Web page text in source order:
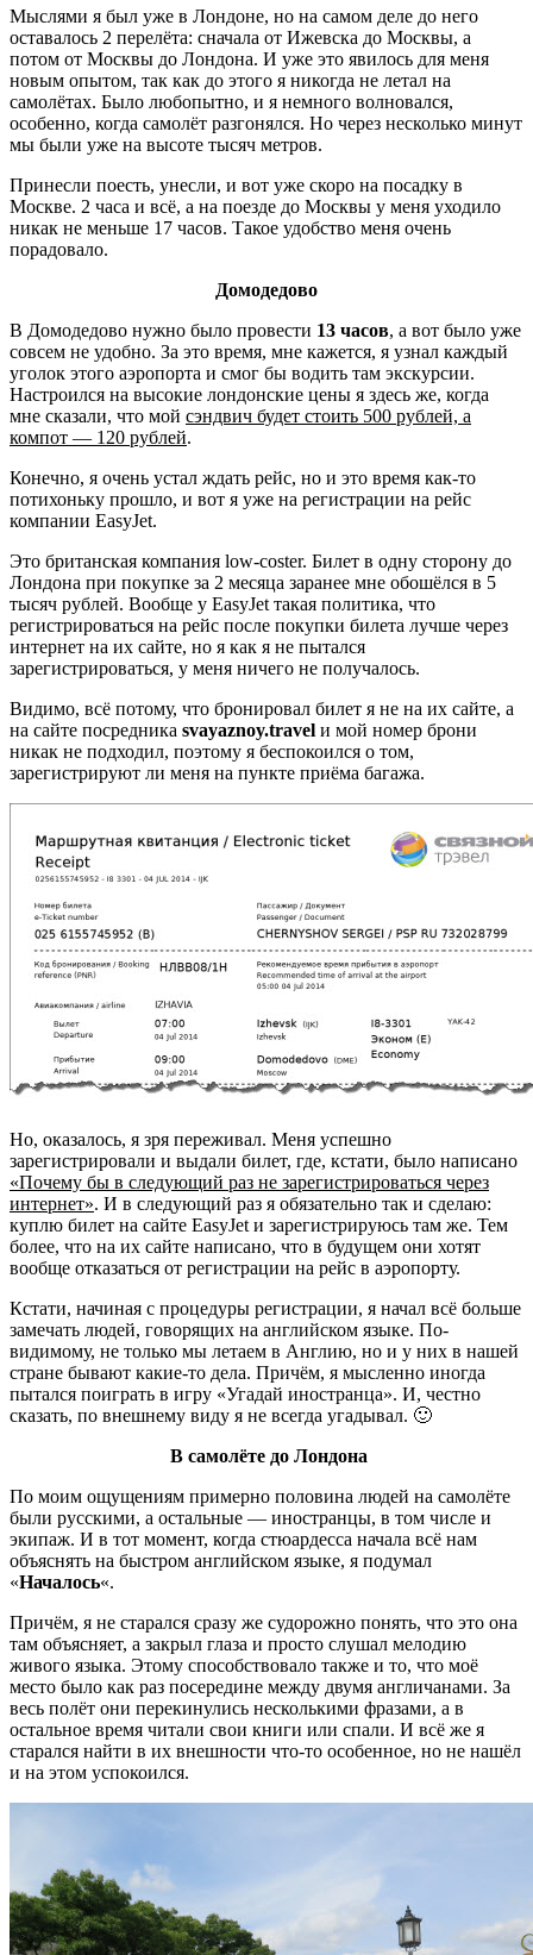
Мыслями я был уже в Лондоне, но на самом деле до него
оставалось 2 перелёта: сначала от Ижевска до Москвы, а
потом от Москвы до Лондона. И уже это явилось для меня
новым опытом, так как до этого я никогда не летал на
самолётах. Было любопытно, и я немного волновался,
особенно, когда самолёт разгонялся. Но через несколько минут
мы были уже на высоте тысяч метров.
Принесли поесть, унесли, и вот уже скоро на посадку в
Москве. 2 часа и всё, а на поезде до Москвы у меня уходило
никак не меньше 17 часов. Такое удобство меня очень
порадовало.
Домодедово
В Домодедово нужно было провести 13 часов, а вот было уже
совсем не удобно. За это время, мне кажется, я узнал каждый
уголок этого аэропорта и смог бы водить там экскурсии.
Настроился на высокие лондонские цены я здесь же, когда
мне сказали, что мой сэндвич будет стоить 500 рублей, а
компот — 120 рублей.
Конечно, я очень устал ждать рейс, но и это время как-то
потихоньку прошло, и вот я уже на регистрации на рейс
компании EasyJet.
Это британская компания low-coster. Билет в одну сторону до
Лондона при покупке за 2 месяца заранее мне обошёлся в 5
тысяч рублей. Вообще у EasyJet такая политика, что
регистрироваться на рейс после покупки билета лучше через
интернет на их сайте, но я как я не пытался
зарегистрироваться, у меня ничего не получалось.
Видимо, всё потому, что бронировал билет я не на их сайте, а
на сайте посредника svayaznoy.travel и мой номер брони
никак не подходил, поэтому я беспокоился о том,
зарегистрируют ли меня на пункте приёма багажа.
Но, оказалось, я зря переживал. Меня успешно
зарегистрировали и выдали билет, где, кстати, было написано
«Почему бы в следующий раз не зарегистрироваться через
интернет». И в следующий раз я обязательно так и сделаю:
куплю билет на сайте EasyJet и зарегистрируюсь там же. Тем
более, что на их сайте написано, что в будущем они хотят
вообще отказаться от регистрации на рейс в аэропорту.
Кстати, начиная с процедуры регистрации, я начал всё больше
замечать людей, говорящих на английском языке. По-
видимому, не только мы летаем в Англию, но и у них в нашей
стране бывают какие-то дела. Причём, я мысленно иногда
пытался поиграть в игру «Угадай иностранца». И, честно
сказать, по внешнему виду я не всегда угадывал. 🙂
В самолёте до Лондона
По моим ощущениям примерно половина людей на самолёте
были русскими, а остальные — иностранцы, в том числе и
экипаж. И в тот момент, когда стюардесса начала всё нам
объяснять на быстром английском языке, я подумал
«Началось«.
Причём, я не старался сразу же судорожно понять, что это она
там объясняет, а закрыл глаза и просто слушал мелодию
живого языка. Этому способствовало также и то, что моё
место было как раз посередине между двумя англичанами. За
весь полёт они перекинулись несколькими фразами, а в
остальное время читали свои книги или спали. И всё же я
старался найти в их внешности что-то особенное, но не нашёл
и на этом успокоился.